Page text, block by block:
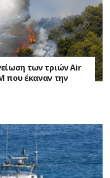
των τριών Air
που έκαναν την